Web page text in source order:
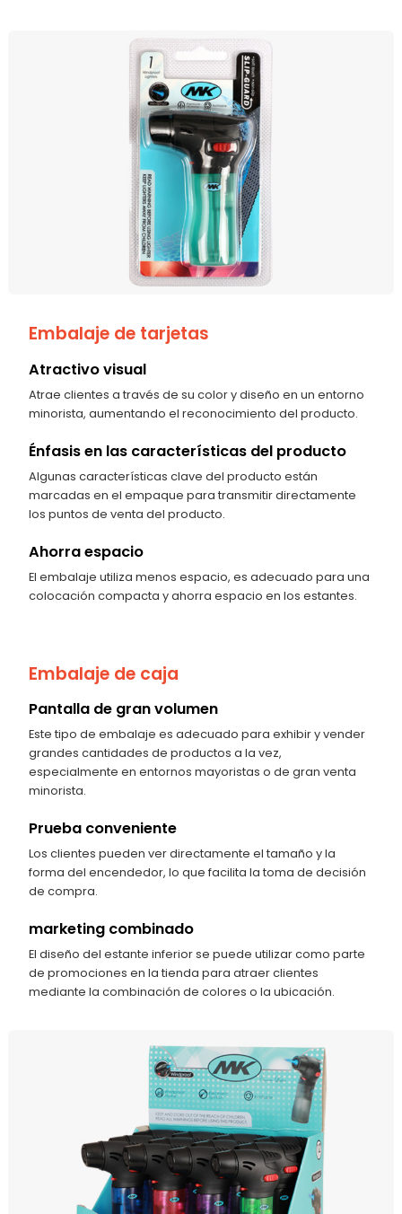
Embalaje de tarjetas
Atractivo visual
Atrae clientes a través de su color y diseño en un entorno
minorista, aumentando el reconocimiento del producto.
Énfasis en las características del producto
Algunas características clave del producto están
marcadas en el empaque para transmitir directamente
los puntos de venta del producto.
Ahorra espacio
El embalaje utiliza menos espacio, es adecuado para una
colocación compacta y ahorra espacio en los estantes.
Embalaje de caja
Pantalla de gran volumen
Este tipo de embalaje es adecuado para exhibir y vender
grandes cantidades de productos a la vez,
especialmente en entornos mayoristas o de gran venta
minorista.
Prueba conveniente
Los clientes pueden ver directamente el tamaño y la
forma del encendedor, lo que facilita la toma de decisión
de compra.
marketing combinado
El diseño del estante inferior se puede utilizar como parte
de promociones en la tienda para atraer clientes
mediante la combinación de colores o la ubicación.